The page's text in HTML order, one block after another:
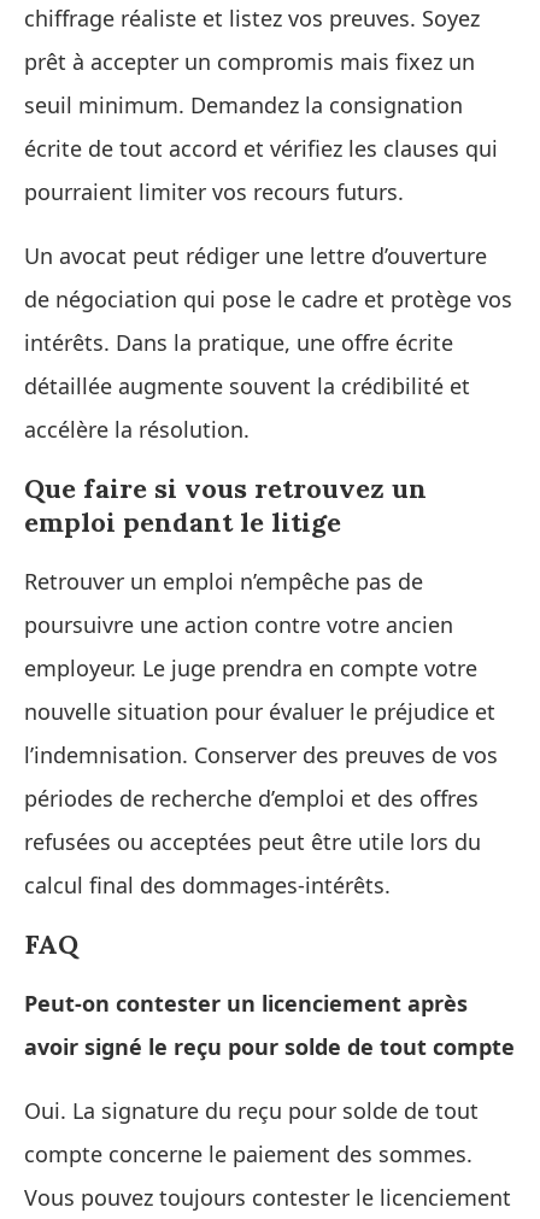
chiffrage réaliste et listez vos preuves. Soyez
prêt à accepter un compromis mais fixez un
seuil minimum. Demandez la consignation
écrite de tout accord et vérifiez les clauses qui
pourraient limiter vos recours futurs.
Un avocat peut rédiger une lettre d’ouverture
de négociation qui pose le cadre et protège vos
intérêts. Dans la pratique, une offre écrite
détaillée augmente souvent la crédibilité et
accélère la résolution.
Que faire si vous retrouvez un
emploi pendant le litige
Retrouver un emploi n’empêche pas de
poursuivre une action contre votre ancien
employeur. Le juge prendra en compte votre
nouvelle situation pour évaluer le préjudice et
l’indemnisation. Conserver des preuves de vos
périodes de recherche d’emploi et des offres
refusées ou acceptées peut être utile lors du
calcul final des dommages-intérêts.
FAQ
Peut-on contester un licenciement après
avoir signé le reçu pour solde de tout compte
Oui. La signature du reçu pour solde de tout
compte concerne le paiement des sommes.
Vous pouvez toujours contester le licenciement